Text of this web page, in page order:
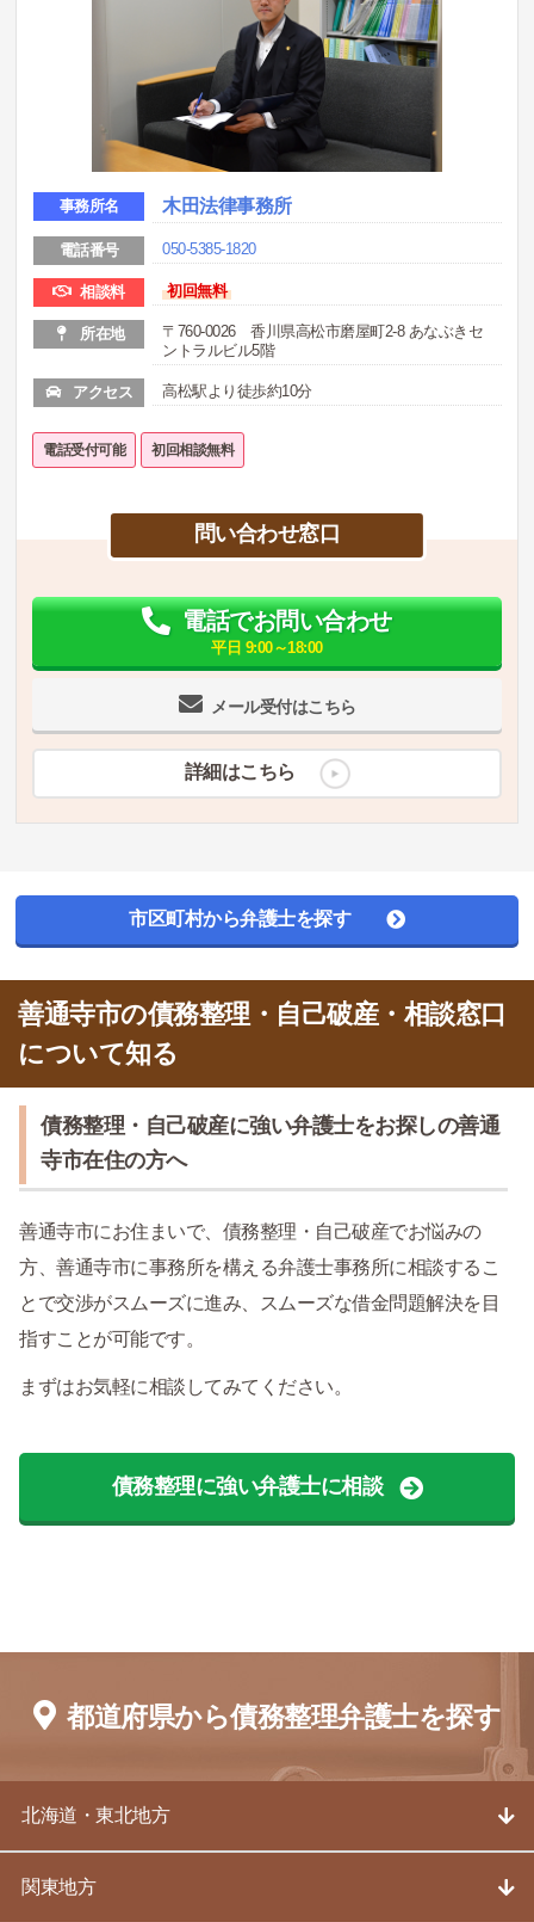
事務所名 木田法律事務所
電話番号 050-5385-1820
相談料 初回無料
所在地
〒760-0026 香川県高松市磨屋町2-8 あなぶきセ
ントラルビル5階
アクセス 高松駅より徒歩約10分
電話受付可能 初回相談無料
問い合わせ窓口
メール受付はこちら
電話でお問い合わせ
平日 9:00～18:00
詳細はこちら
市区町村から弁護士を探す
善通寺市の債務整理・自己破産・相談窓口
について知る
債務整理・自己破産に強い弁護士をお探しの善通
寺市在住の方へ
善通寺市にお住まいで、債務整理・自己破産でお悩みの
方、善通寺市に事務所を構える弁護士事務所に相談するこ
とで交渉がスムーズに進み、スムーズな借金問題解決を目
指すことが可能です。
まずはお気軽に相談してみてください。
債務整理に強い弁護士に相談
都道府県から債務整理弁護士を探す
北海道・東北地方
関東地方